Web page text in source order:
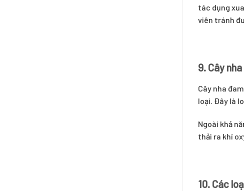
tác dụng
viên tránh
9. Cây
Cây nha
loại. Đây là
Ngoài khả
thải ra khí
10. Các